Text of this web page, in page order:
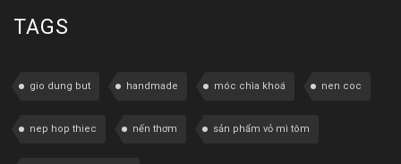
TAGS
gio dung but handmade móc chìa khoá nen coc
nep hop thiec nến thơm sản phẩm vỏ mì tôm